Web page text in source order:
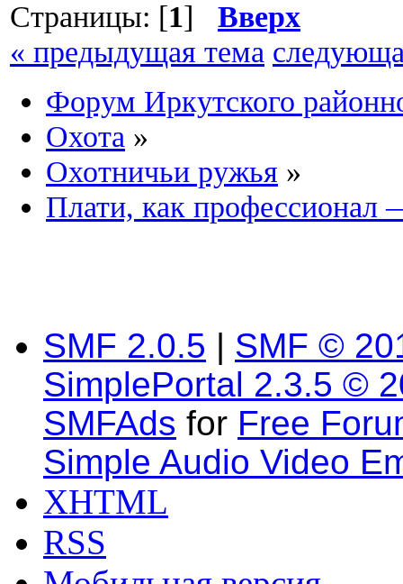
Страницы: [1] Вверх
« предыдущая тема
Форум Иркутского
Охота »
Охотничьи ружья »
Плати, как профессионал
SMF 2.0.5 | SMF ©
SimplePortal 2.3.5 ©
SMFAds for Free
Simple Audio Video
XHTML
RSS